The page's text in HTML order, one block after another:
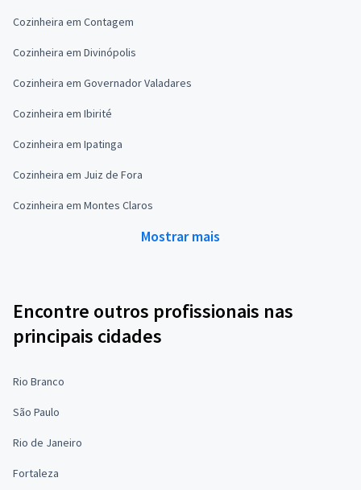
Cozinheira em Contagem
Cozinheira em Divinópolis
Cozinheira em Governador Valadares
Cozinheira em Ibirité
Cozinheira em Ipatinga
Cozinheira em Juiz de Fora
Cozinheira em Montes Claros
Mostrar mais
Encontre outros profissionais nas
principais cidades
Rio Branco
São Paulo
Rio de Janeiro
Fortaleza